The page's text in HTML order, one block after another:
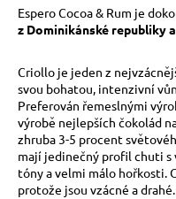
Espero Cocoa & Rum je
z Dominikánské republiky
Criollo je jeden z
svou bohatou, intenzivní
Preferován řemeslnými
výrobě nejlepších čokolád
zhruba 3-5 procent
mají jedinečný profil chuti s
tóny a velmi málo hořkosti.
protože jsou vzácné a drahé.
u
j
m
e